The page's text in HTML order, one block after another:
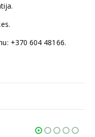
+370 604 48166.